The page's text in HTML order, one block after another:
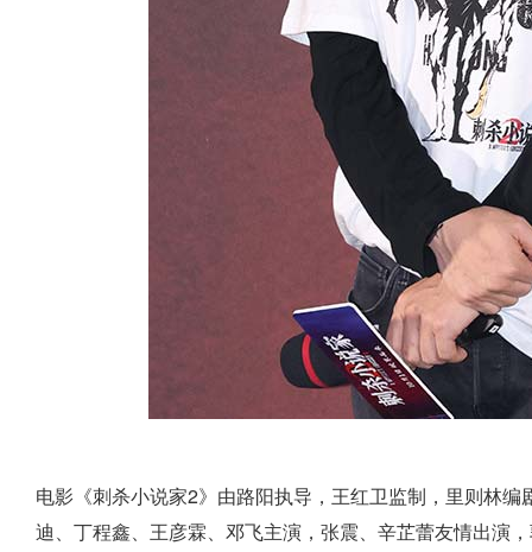
电影《刺杀小说家2》由路阳执导，王红卫监制，里则林
迪、丁程鑫、王彦霖、邓飞主演，张震、辛芷蕾友情出演